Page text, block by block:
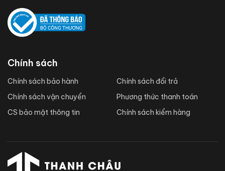
Chính sách
Chính sách bảo hành
Chính sách vận chuyển
CS bảo mật thông tin
Chính sách đổi trả
Phương thức thanh toán
Chính sách kiểm hàng